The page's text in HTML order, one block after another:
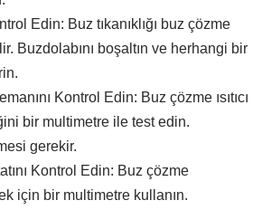
Edin: Buz tıkanıklığı buz çözme
Buzdolabını boşaltın ve herhangi bir
Kontrol Edin: Buz çözme ısıtıcı
bir multimetre ile test edin.
gerekir.
Kontrol Edin: Buz çözme
için bir multimetre kullanın.